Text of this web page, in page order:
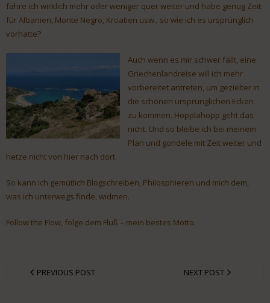
fahre ich wirklich mehr oder weniger quer weiter und habe genug Zeit
für Albanien, Monte Negro, Kroatien usw., so wie ich es ursprünglich
vorhatte?
Auch wenn es mir schwer fällt, eine
Griechenlandreise will ich mehr
vorbereitet antreten, um gezielter in
die schönen ursprünglichen Ecken
zu kommen. Hopplahopp geht das
nicht. Und so bleibe ich bei meinem
Plan und gondele mit Zeit weiter und
hetze nicht von hier nach dort.
So kann ich gemütlich Blogschreiben, Philosphieren und mich dem,
was ich unterwegs finde, widmen.
Follow the Flow, folge dem Fluß – mein bestes Motto.
PREVIOUS POST NEXT POST